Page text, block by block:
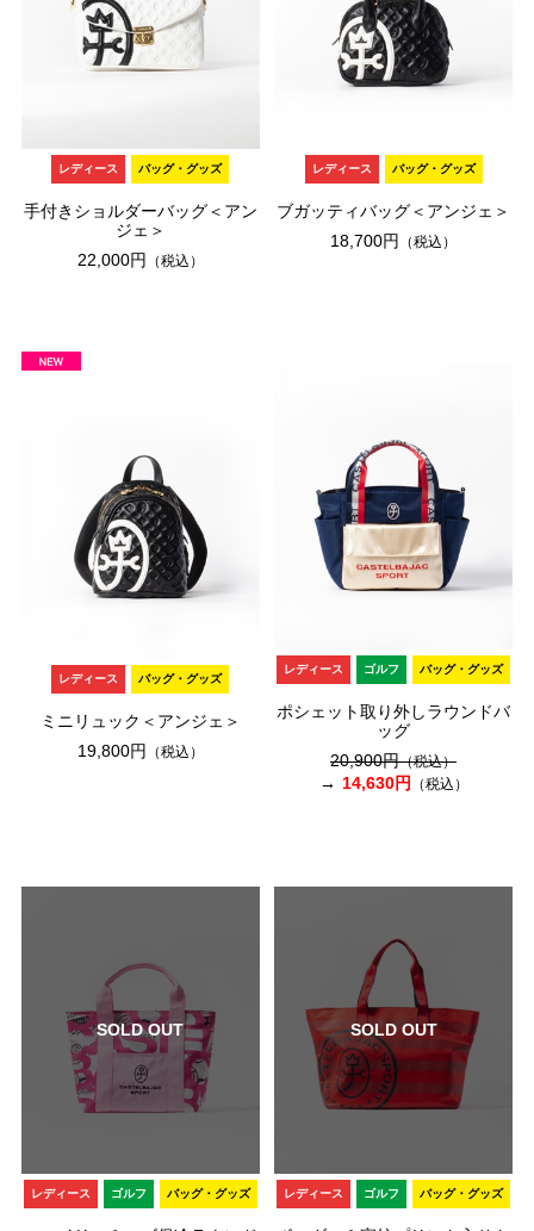
レディース バッグ・グッズ
手付きショルダーバッグ＜アン
ジェ＞
22,000円
（税込）
レディース バッグ・グッズ
ブガッティバッグ＜アンジェ＞
18,700円
（税込）
レディース バッグ・グッズ
ミニリュック＜アンジェ＞
19,800円
（税込）
レディース ゴルフ バッグ・グッズ
ポシェット取り外しラウンドバ
ッグ
20,900円（税込）
14,630円 （税込）
SOLD OUT
レディース ゴルフ バッグ・グッズ
SOLD OUT
レディース ゴルフ バッグ・グッズ